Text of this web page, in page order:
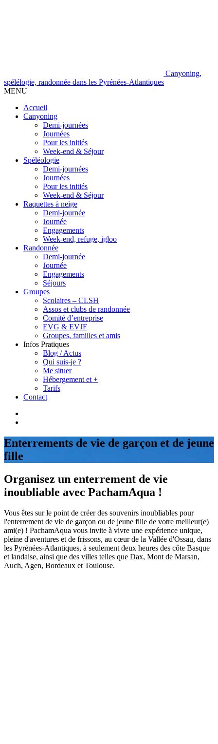
Canyoning,
spélélogie, randonnée dans les Pyrénées-Atlantiques
MENU
Accueil
Canyoning
Demi-journées
Journées
Pour les initiés
Week-end & Séjour
Spéléologie
Demi-journées
Journées
Pour les initiés
Week-end & Séjour
Raquettes à neige
Demi-journée
Journée
Engagements
Week-end, refuge, igloo
Randonnée
Demi-journée
Journée
Engagements
Séjours
Groupes
Scolaires – CLSH
Assos et clubs de randonnée
Comité d’entreprise
EVG & EVJF
Groupes, familles et amis
Infos Pratiques
Blog / Actus
Qui suis-je ?
Me situer
Hébergement et +
Tarifs
Contact
Enterrements de vie de garçon et de jeune
fille
Organisez un enterrement de vie
inoubliable avec PachamAqua !
Vous êtes sur le point de créer des souvenirs inoubliables pour
l'enterrement de vie de garçon ou de jeune fille de votre meilleur(e)
ami(e) ! PachamAqua vous invite à vivre une expérience unique,
pleine d'aventures et de frissons, au cœur de la Vallée d'Ossau, dans
les Pyrénées-Atlantiques, à seulement deux heures des côte Basque
et landaise, ainsi que des villes telles que Dax, Mont de Marsan,
Auch, Agen, Bordeaux et Toulouse.